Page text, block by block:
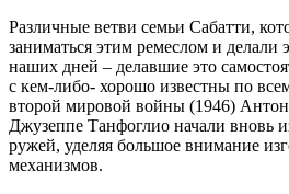
Различные ветви семьи Сабатти,
заниматься этим ремеслом и делали
наших дней – делавшие это
с кем-либо- хорошо известны по
второй мировой войны (1946)
Джузеппе Танфоглио начали вновь
ружей, уделяя большое внимание
механизмов.